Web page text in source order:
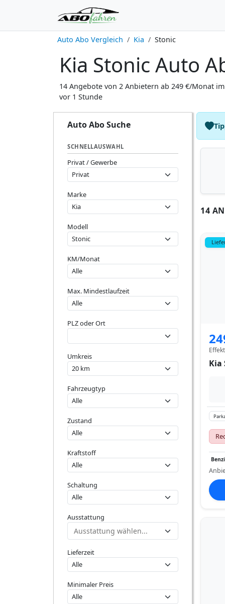
Auto Abo Vergleich Kia Stonic
Kia Stonic Auto
14 Angebote von 2 Anbietern ab 249 €/Monat
vor 1 Stunde
Auto Abo Suche
SCHNELLAUSWAHL
Privat / Gewerbe
Marke
Modell
KM/Monat
Max. Mindestlaufzeit
PLZ oder Ort
Umkreis
Fahrzeugtyp
Zustand
Kraftstoff
Schaltung
Ausstattung
Lieferzeit
Minimaler Preis
14
Kia